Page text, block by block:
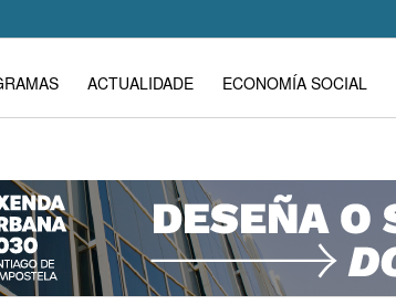
ACTUALIDADE ECONOMÍA SOCIAL